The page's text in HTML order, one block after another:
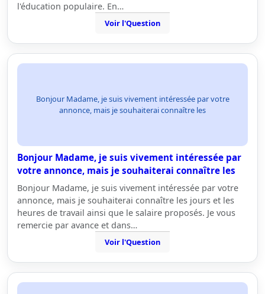
l'éducation populaire. En…
Voir l'Question
Bonjour Madame, je suis vivement intéressée par votre
annonce, mais je souhaiterai connaître les
Bonjour Madame, je suis vivement intéressée par
votre annonce, mais je souhaiterai connaître les
Bonjour Madame, je suis vivement intéressée par votre
annonce, mais je souhaiterai connaître les jours et les
heures de travail ainsi que le salaire proposés. Je vous
remercie par avance et dans…
Voir l'Question